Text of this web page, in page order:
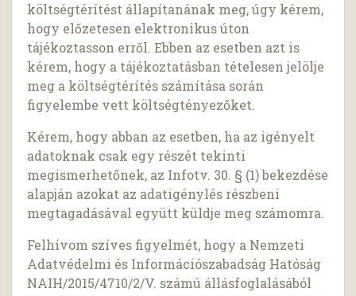
költségtérítést állapítanának meg, úgy kérem,
hogy előzetesen elektronikus úton
tájékoztasson erről. Ebben az esetben azt is
kérem, hogy a tájékoztatásban tételesen jelölje
meg a költségtérítés számítása során
figyelembe vett költségtényezőket.
Kérem, hogy abban az esetben, ha az igényelt
adatoknak csak egy részét tekinti
megismerhetőnek, az Infotv. 30. § (1) bekezdése
alapján azokat az adatigénylés részbeni
megtagadásával együtt küldje meg számomra.
Felhívom szíves figyelmét, hogy a Nemzeti
Adatvédelmi és Információszabadság Hatóság
NAIH/2015/4710/2/V. számú állásfoglalásából